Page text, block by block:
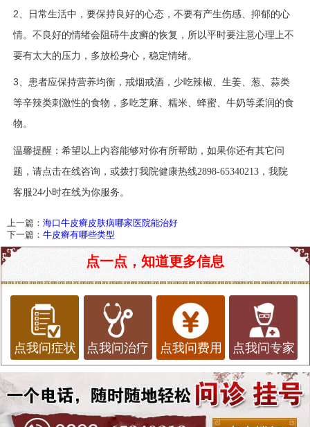
2、 日常生活中， 要保持良好的心态，不要有产生伤感、抑郁的心
情。不良好的情绪会阻碍牛皮癣的恢复 ，所以平时要注意心理 上不
要有太大的压力 ， 多放松身心，稳定情绪。
3、 患者应保持营养均衡，戒烟戒酒， 少吃辣椒、生姜、葱、蒜类
等辛辣类刺激性的食物， 多吃芝麻、糯米、蜂蜜、 牛奶等柔润的食
物。
温馨提醒：希望以上内容能够对你有所帮助，如果你还有其它问
题，请点击在线咨询，或拨打我院健康热线2898-65340213，我院
客服24小时在线为你服务。
上一篇： 海口牛皮癣皮肤病哪家医院能治好
下一篇： 牛皮癣有哪些类型
点一点，知道更多信息
点我问症状 点我问治疗 点我问费用 点我问专家